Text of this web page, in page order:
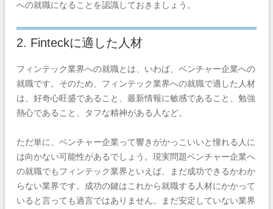
への就職になることを認識しておきましょう。
2. Finteckに適した人材
フィンテック業界への就職とは、いわば、ベンチャー企業への
就職です。そのため、フィンテック業界への就職で適した人材
は、好奇心旺盛であること、最新情報に敏感であること、勉強
熱心であること、タフな精神がある人など。
ただ単に、ベンチャー企業って響きがかっこいいと憧れる人に
は向かない可能性があるでしょう。 現実問題ベンチャー企業へ
の就職でもフィンテック業界といえば、まだ成功できるかわか
らない業界です。成功の鍵はこれから就職する人材にかかって
いると言っても過言ではありません。まだ安定していない業界